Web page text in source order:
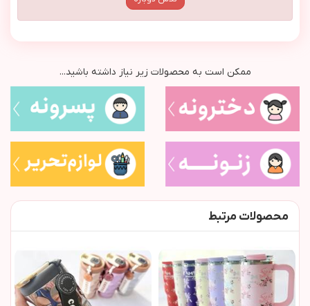
ممکن است به محصولات زیر نیاز داشته باشید...
محصولات مرتبط